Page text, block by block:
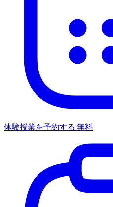
体験授業を予約する 無料